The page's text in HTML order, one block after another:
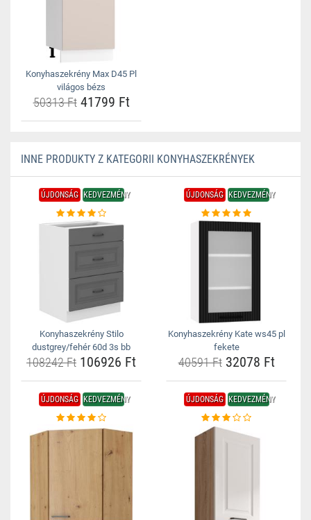
Konyhaszekrény Max D45 Pl
világos bézs
50313 Ft41799 Ft
INNE PRODUKTY Z KATEGORII KONYHASZEKRÉNYEK
ÚJDONSÁG KEDVEZMÉNY
Konyhaszekrény Stilo
dustgrey/fehér 60d 3s bb
108242 Ft 106926 Ft
ÚJDONSÁG KEDVEZMÉNY
Konyhaszekrény Kate ws45 pl
fekete
40591 Ft32078 Ft
ÚJDONSÁG KEDVEZMÉNY ÚJDONSÁG KEDVEZMÉNY